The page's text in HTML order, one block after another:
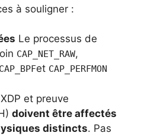
à souligner :
Le processus de
CAP_NET_RAW,
CAP_BPFet CAP_PERFMON
XDP et preuve
doivent être affectés
distincts. Pas